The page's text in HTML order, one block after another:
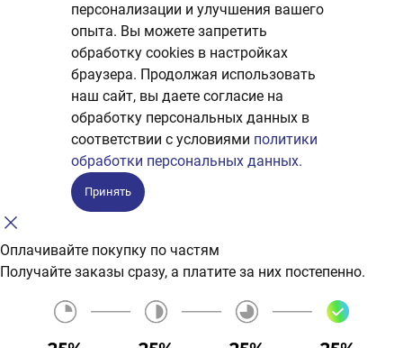
персонализации и улучшения вашего
опыта. Вы можете запретить
обработку сookies в настройках
браузера. Продолжая использовать
наш сайт, вы даете согласие на
обработку персональных данных в
соответствии с условиями политики
обработки персональных данных.
Принять
Оплачивайте покупку по частям
Получайте заказы сразу, а платите за них постепенно.